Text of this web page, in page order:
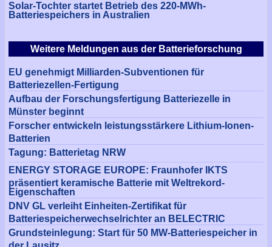
Weitere Meldungen aus der Batterieforschung
EU genehmigt Milliarden-Subventionen für
Batteriezellen-Fertigung
Aufbau der Forschungsfertigung Batteriezelle in
Münster beginnt
Forscher entwickeln leistungsstärkere Lithium-Ionen-
Batterien
Tagung: Batterietag NRW
ENERGY STORAGE EUROPE: Fraunhofer IKTS
präsentiert keramische Batterie mit Weltrekord-
Eigenschaften
DNV GL verleiht Einheiten-Zertifikat für
Batteriespeicherwechselrichter an BELECTRIC
Grundsteinlegung: Start für 50 MW-Batteriespeicher in
der Lausitz
Solar-Tochter startet Betrieb des 220-MWh-
Batteriespeichers in Australien